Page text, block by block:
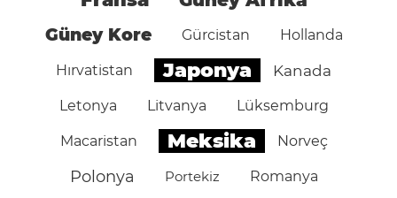
Güney Kore Gürcistan Hollanda
Hırvatistan Japonya Kanada
Letonya Litvanya Lüksemburg
Macaristan Meksika Norveç
Polonya Portekiz Romanya